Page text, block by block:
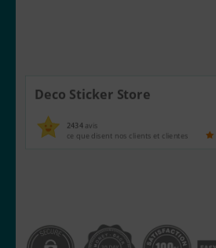
Deco Sticker Store
2434avis
ce que disent nos clients et clientes